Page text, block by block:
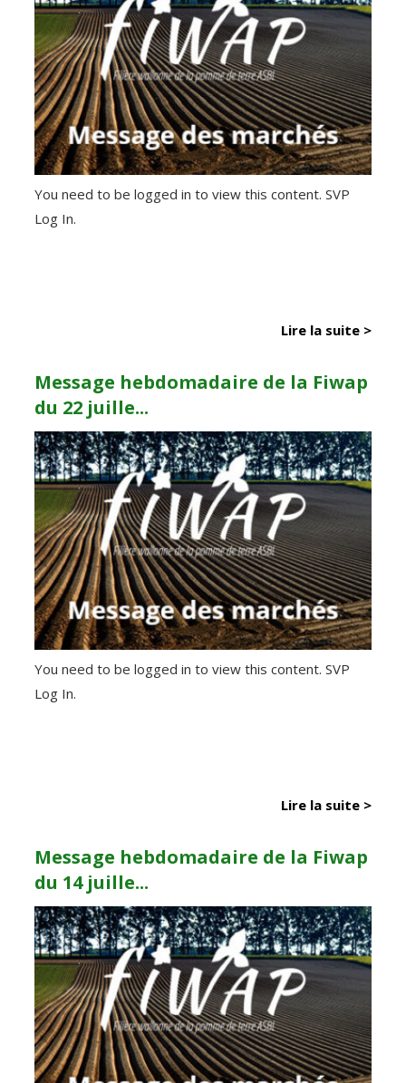
You need to be logged in to view this content. SVP
Log In.
Lire la suite >
Message hebdomadaire de la Fiwap
du 22 juille...
You need to be logged in to view this content. SVP
Log In.
Lire la suite >
Message hebdomadaire de la Fiwap
du 14 juille...